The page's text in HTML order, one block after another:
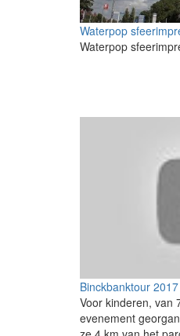
Waterpop
Waterpop
Binckbanktour
Voor kinderen, van
evenement